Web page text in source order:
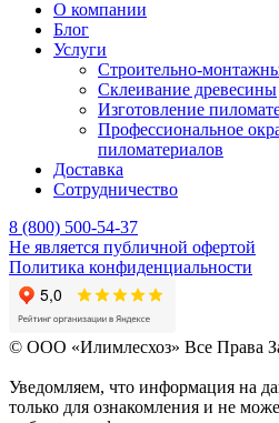
О компании
Блог
Услуги
Строительно-
Склеивание древесины
Изготовление
Профессиональное
пиломатериалов
Доставка
Сотрудничество
8 (800) 500-54-37
Не является публичной офертой
Политика конфиденциальности
© OOO «Илимлесхоз» Все Права
Уведомляем, что информация на
только для ознакомления и не